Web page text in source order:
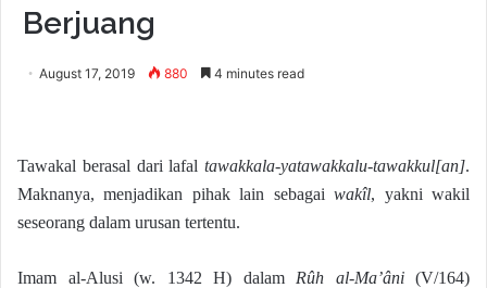
Berjuang
August 17, 2019 880 4 minutes read
Tawakal berasal dari lafal tawakkala-yatawakkalu-tawakkul[an].
Maknanya, menjadikan pihak lain sebagaiwakîl, yakni wakil
seseorang dalam urusan tertentu.
Imam al-Alusi (w. 1342 H) dalam Rûh al-Ma’âni(V/164)